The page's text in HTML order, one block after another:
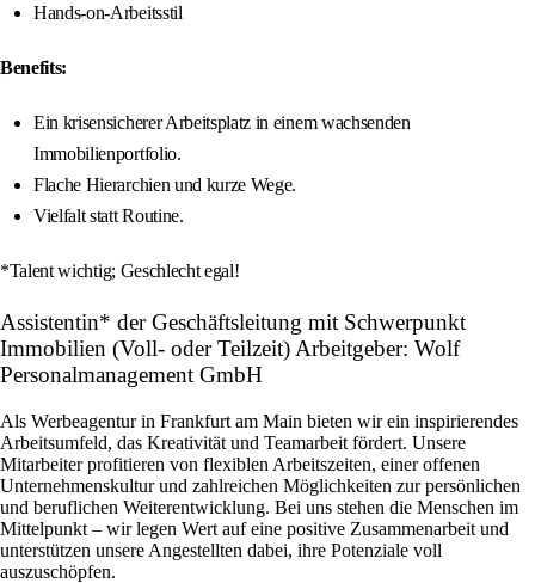
Hands‑on-Arbeitsstil
Benefits:
Ein krisensicherer Arbeitsplatz in einem wachsenden
Immobilienportfolio.
Flache Hierarchien und kurze Wege.
Vielfalt statt Routine.
*Talent wichtig; Geschlecht egal!
Assistentin* der Geschäftsleitung mit Schwerpunkt
Immobilien (Voll- oder Teilzeit) Arbeitgeber: Wolf
Personalmanagement GmbH
Als Werbeagentur in Frankfurt am Main bieten wir ein inspirierendes
Arbeitsumfeld, das Kreativität und Teamarbeit fördert. Unsere
Mitarbeiter profitieren von flexiblen Arbeitszeiten, einer offenen
Unternehmenskultur und zahlreichen Möglichkeiten zur persönlichen
und beruflichen Weiterentwicklung. Bei uns stehen die Menschen im
Mittelpunkt – wir legen Wert auf eine positive Zusammenarbeit und
unterstützen unsere Angestellten dabei, ihre Potenziale voll
auszuschöpfen.